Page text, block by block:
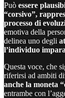
Può essere
“corsivo”,
processo di
emotiva della
delinea uno degli
l’individuo
Questa voce, che
riferirsi ad ambiti
anche la moneta
entrambe con